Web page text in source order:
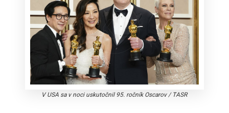
V USA sa v noci uskutočnil 95. ročník Oscarov/ TASR